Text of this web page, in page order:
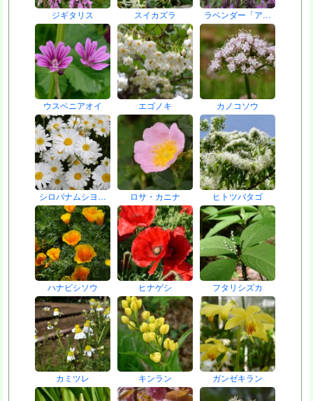
ジギタリス スイカズラ ラベンダー「ア…
ウスベニアオイ エゴノキ カノコソウ
シロバナムシヨ… ロサ・カニナ ヒトツバタゴ
ハナビシソウ ヒナゲシ フタリシズカ
カミツレ キンラン ガンゼキラン